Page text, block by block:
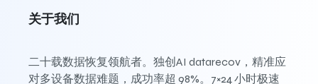
关于我们
二十载数据恢复领航者。独创AI datarecov，精准应
对多设备数据难题，成功率超 98%。7×24 小时极速